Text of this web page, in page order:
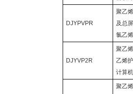
DJYPVPR
聚乙
及总
氯乙
DJYVP2R
聚乙
乙烯
计算
聚乙